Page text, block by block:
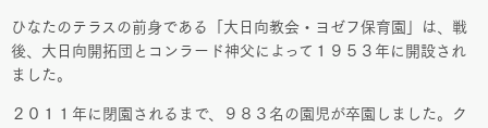
ひなたのテラスの前身である「大日向教会・ヨゼフ保育園」は、戦
後、大日向開拓団とコンラード神父によって１９５３年に開設され
ました。
２０１１年に閉園されるまで、９８３名の園児が卒園しました。ク